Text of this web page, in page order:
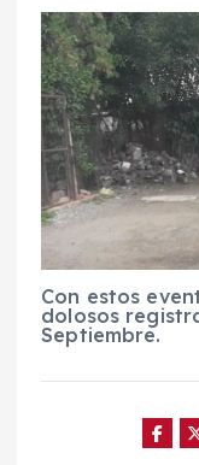
Con estos
dolosos
Septiembre.